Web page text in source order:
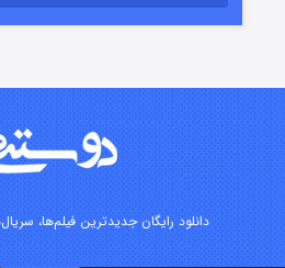
قسمت۲ (دوبله)
دانلود رایگان جدیدترین فیلم‌ها،